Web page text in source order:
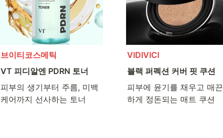
브이티코스메틱
VT 피디알엔 PDRN 토너
피부의 생기부터 주름, 미백
케어까지 선사하는 토너
VIDIVICI
블랙 퍼펙션 커버 핏 쿠션
피부에 윤기를 채우고 매끈
하게 정돈되는 매트 쿠션